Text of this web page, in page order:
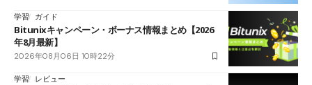
学習 ガイド
Bitunixキャンペーン・ボーナス情報まとめ【2026
年8月最新】
2026年08月06日 10時22分
学習 レビュー